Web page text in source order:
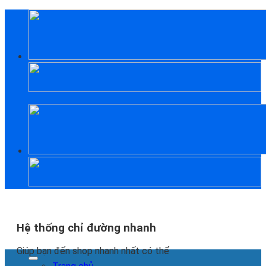
Hệ thống chỉ đường nhanh
Giúp bạn đến shop nhanh nhất có thể